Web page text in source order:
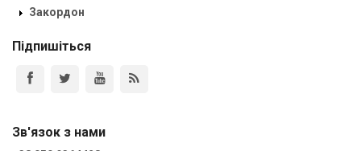
Закордон
Підпишіться
Зв'язок з нами